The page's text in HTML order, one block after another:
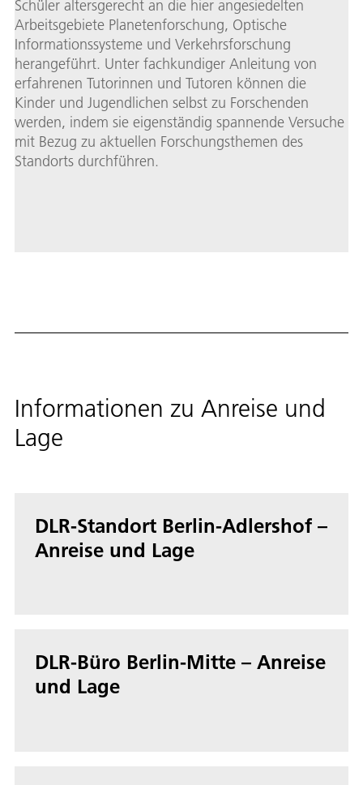
Schüler altersgerecht an die hier angesiedelten
Arbeitsgebiete Planetenforschung, Optische
Informationssysteme und Verkehrsforschung
herangeführt. Unter fachkundiger Anleitung von
erfahrenen Tutorinnen und Tutoren können die
Kinder und Jugendlichen selbst zu Forschenden
werden, indem sie eigenständig spannende Versuche
mit Bezug zu aktuellen Forschungsthemen des
Standorts durchführen.
Informationen zu Anreise und
Lage
DLR-Standort Berlin-Adlershof –
Anreise und Lage
DLR-Büro Berlin-Mitte – Anreise
und Lage